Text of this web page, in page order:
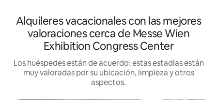
Alquileres vacacionales con las mejores
valoraciones cerca de Messe Wien
Exhibition Congress Center
Los huéspedes están de acuerdo: estas estadías están
muy valoradas por su ubicación, limpieza y otros
aspectos.